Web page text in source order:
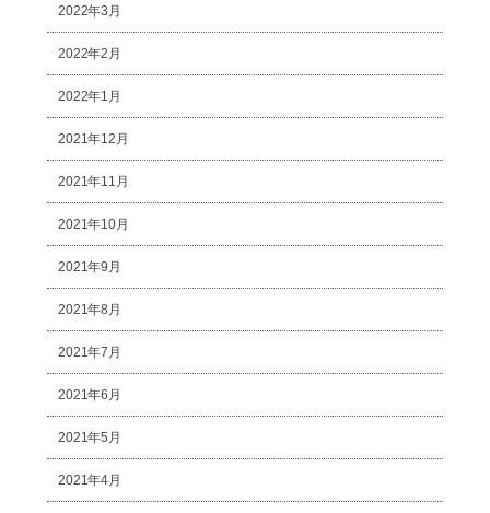
2022年3月
2022年2月
2022年1月
2021年12月
2021年11月
2021年10月
2021年9月
2021年8月
2021年7月
2021年6月
2021年5月
2021年4月